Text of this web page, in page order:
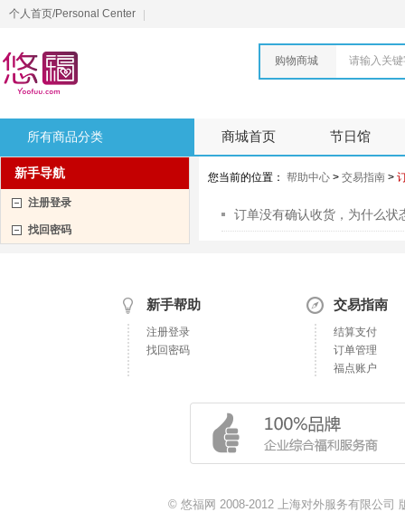
个人首页/Personal Center
购物商城 请输入关
所有商品分类 商城首页 节日馆
新手导航
注册登录
找回密码
您当前的位置： 帮助中心 > 交易指南 >
订单没有确认收货，为什么状
新手帮助
注册登录
找回密码
交易指南
结算支付
订单管理
福点账户
© 悠福网 2008-2012 上海对外服务有限公司